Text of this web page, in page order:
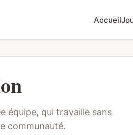
Accueil
équipe, qui travaille sans
communauté.